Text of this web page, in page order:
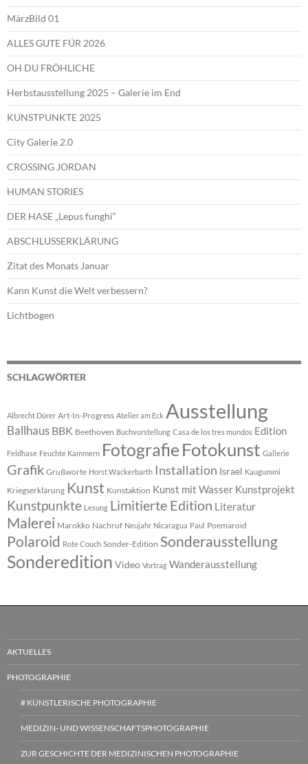
MärzBild 01
ALLES GUTE FÜR 2026
OH DU FRÖHLICHE
Herbstausstellung 2025 – Galerie im End
KUNSTPUNKTE 2025
City Galerie 2.0
CROSSING JORDAN
HUMAN STORIES
DER HASE „Lepus funghi“
ABSCHLUSSERKLÄRUNG
Zitat des Monats Januar
Kann Kunst die Welt verbessern?
Lichtbogen
SCHLAGWÖRTER
Albrecht Dürer Art-In-Progress Atelier am Eck Ausstellung
Ballhaus BBK Beethoven Buchvorstellung Casa de los tres mundos Edition
Feldhase Feuchte Kammern Fotografie Fotokunst Gallerie
Grafik Grußworte Horst Wackerbarth Installation Israel Kaugummi
Kriegserklärung Kunst Kunstaktion Kunst mit Wasser Kunstprojekt
Kunstpunkte Lesung Limitierte Edition Literatur
Malerei Marokko Nachruf Neujahr Nicaragua Paul Poemaroid
Polaroid Rote Couch Sonder-Edition Sonderausstellung
Sonderedition Video Vortrag Wanderausstellung
AKTUELLES
PHOTOGRAPHIE
# KÜNSTLERISCHE PHOTOGRAPHIE
MEDIZIN- UND WISSENSCHAFTSPHOTOGRAPHIE
ZUR GESCHICHTE DER MEDIZINISCHEN PHOTOGRAPHIE